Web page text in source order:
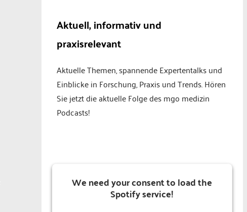
Aktuell, informativ und
praxisrelevant
Aktuelle Themen, spannende Expertentalks und
Einblicke in Forschung, Praxis und Trends. Hören
Sie jetzt die aktuelle Folge des mgo medizin
Podcasts!
We need your consent to load the
Spotify service!